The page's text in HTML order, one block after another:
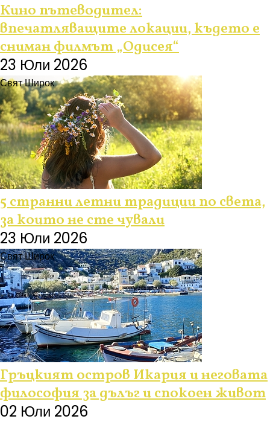
Кино пътеводител:
впечатляващите локации, където е
сниман филмът „Одисея“
23 Юли 2026
Свят Широк
5 странни летни традиции по света,
за които не сте чували
23 Юли 2026
Свят Широк
Гръцкият остров Икария и неговата
философия за дълъг и спокоен живот
02 Юли 2026